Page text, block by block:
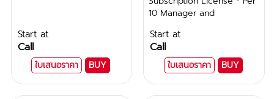
Start at
Call
ใบเสนอราคา BUY
10 Manager and
Start at
Call
ใบเสนอราคา BUY